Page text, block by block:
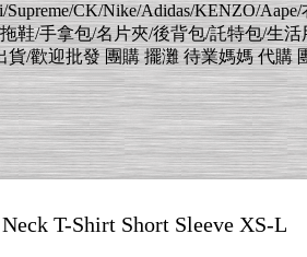
CK/Nike/Adidas/KENZO/
鞋/手拿包/名片夾/後背包/託特包/生
/歡迎批發 團購 擺灘 待業媽媽 代購
T-Shirt Short Sleeve XS-L